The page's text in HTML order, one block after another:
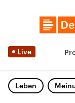
Live
Leben